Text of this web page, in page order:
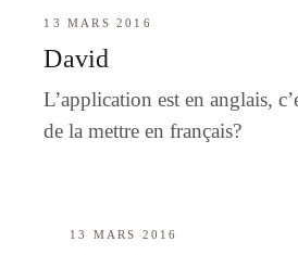
13 MARS 2016
David
L’application est en anglais,
de la mettre en français?
13 MARS 2016